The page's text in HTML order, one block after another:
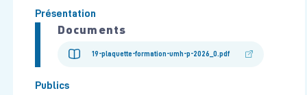
Présentation
Documents
19-plaquette-formation-umh-p-2026_0.pdf
Publics